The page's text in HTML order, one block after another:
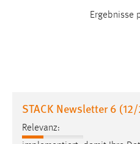
Ergebnisse
STACK Newsletter 6
Relevanz:
Dieser Cookie speichert
Performance
Name:
staticfilecache